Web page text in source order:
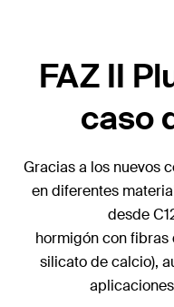
FAZ II
caso
Gracias a los nuevos
en diferentes
desde
hormigón con
silicato de calcio),